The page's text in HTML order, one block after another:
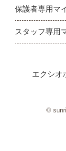
保護者専用マ
スタッフ専用
エクシオ
©